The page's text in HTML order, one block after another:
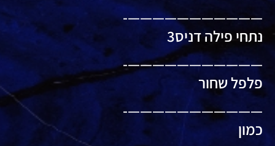
———————————-
נתחי פילה דניס3
———————————-
פלפל שחור
———————————-
כמון